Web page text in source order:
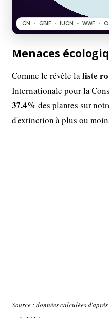
Menaces
Comme le révèle laliste
Internationale pour la
37.4% des plantes sur
d'extinction à plus ou
Source : données calculées